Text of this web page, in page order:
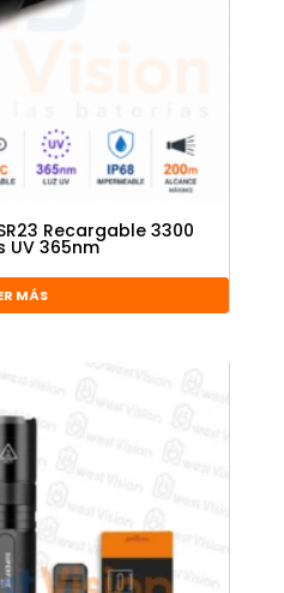
Recargable 3300
UV 365nm
MÁS